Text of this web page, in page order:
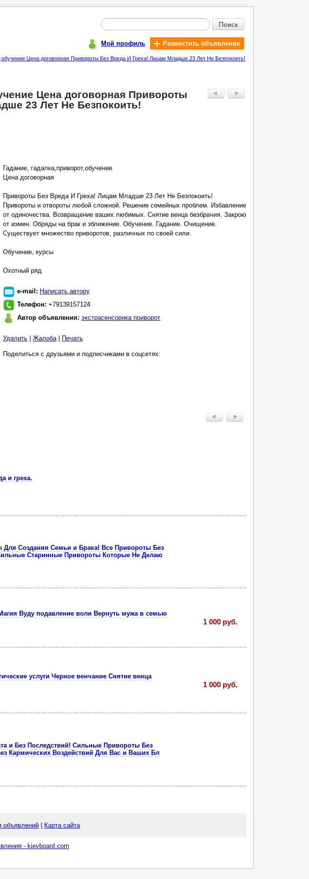
Поиск
Мой профиль Разместить объявление
Цена договорная Привороты Без Вреда И Греха! Лицам Младше 23 Лет Не Безпокоить!
Цена договорная Привороты
23 Лет Не Безпокоить!
Гадание, гадалка,приворот,обучение
Цена договорная
Привороты Без Вреда И Греха! Лицам Младше 23 Лет Не Безпокоить!
Привороты и отвороты любой сложной. Решение семейных проблем. Избавление
от одиночества. Возвращение ваших любимых. Снятие венца безбрачия. Закрою
от измен. Обряды на брак и зближение. Обучение. Гадание. Очищение.
Существует множество приворотов, различных по своей сили.
Обучение, курсы
Охотный ряд
e-mail: Написать автору
Телефон: +79139157124
Автор объявления: экстрасенсорика приворот
Удалить Жалоба| Печать
Поделиться с друзьями и подписчиками в соцсетях:
и греха.
Создания Семьи и Брака! Все Привороты Без
Старинные Привороты Которые Не Делаю
Вуду подавление воли Вернуть мужа в семью
1 000 руб.
услуги Черное венчание Снятие венца
1 000 руб.
и Без Последствий! Сильные Привороты Без
Кармических Воздействий Для Вас и Ваших Бл
объявлений Карта сайта
- kievboard.com